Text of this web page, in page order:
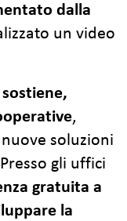
dalla
un video
,
soluzioni
gli uffici
gratuita a
la